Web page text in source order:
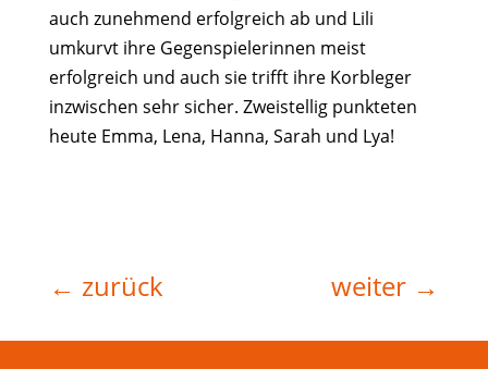
auch zunehmend erfolgreich ab und Lili
umkurvt ihre Gegenspielerinnen meist
erfolgreich und auch sie trifft ihre Korbleger
inzwischen sehr sicher. Zweistellig punkteten
heute Emma, Lena, Hanna, Sarah und Lya!
← zurück weiter →